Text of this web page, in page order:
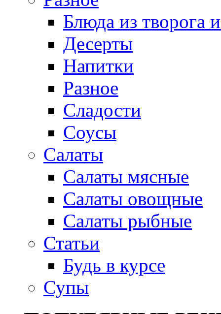
Блюда из творога
Десерты
Напитки
Разное
Сладости
Соусы
Салаты
Салаты мясные
Салаты овощные
Салаты рыбные
Статьи
Будь в курсе
Супы